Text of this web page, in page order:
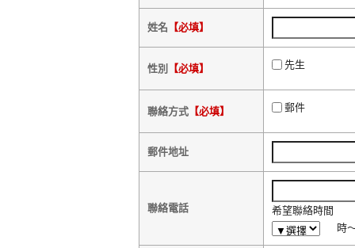
姓名 【必填】
性別 【必填】 先生
聯絡方式 【必填】 郵件
郵件地址
聯絡電話
希望聯絡時間
時